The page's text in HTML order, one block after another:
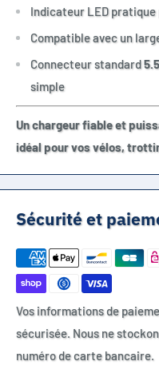
Indicateur LED
Compatible avec un
Connecteur standard
simple
Un chargeur fiable et
idéal pour vos vélos,
Sécurité et
Vos informations de
sécurisée. Nous ne
numéro de carte bancaire.